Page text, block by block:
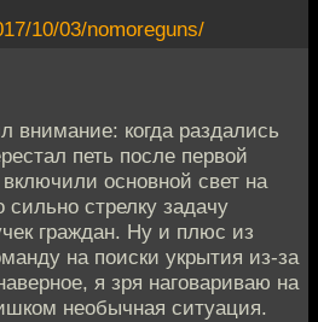
10/03/nomoreguns/
внимание: когда раздались
петь после первой
основной свет на
стрелку задачу
граждан. Ну и плюс из
на поиски укрытия из-за
я зря наговариваю на
необычная ситуация.